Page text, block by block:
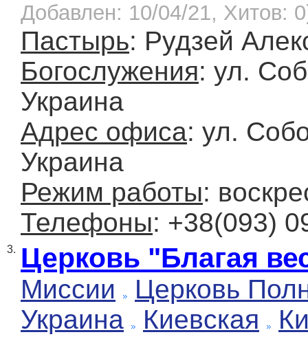
Добавлен: 10/04/21, Хитов:
Пастырь: Рудзей
Богослужения: ул.
Украина
Адрес офиса: ул.
Украина
Режим работы:
Телефоны: +38(093)
3. Церковь "Благая
Миссии
Церковь
Украина
Киевская